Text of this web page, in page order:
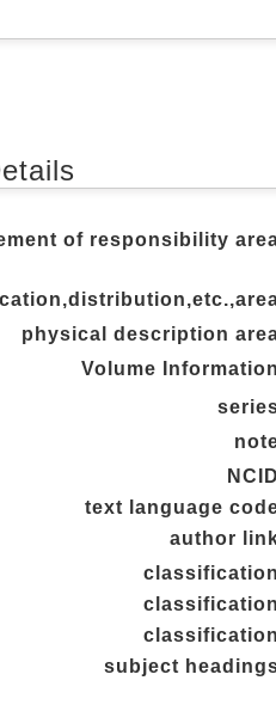
of responsibility
physical description
Volume Information
NCID
text language
author
classification
classification
classification
subject